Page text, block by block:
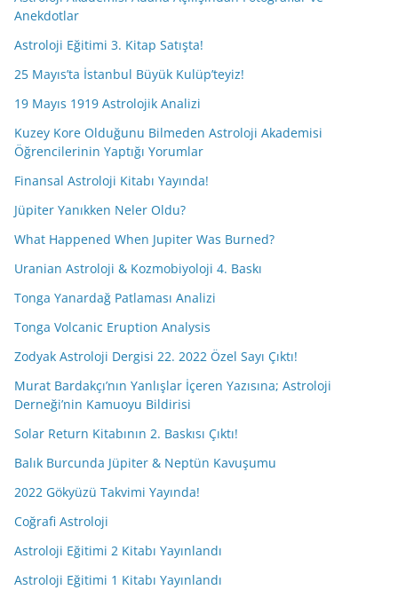
Anekdotlar
Astroloji Eğitimi 3. Kitap Satışta!
25 Mayıs’ta İstanbul Büyük Kulüp’teyiz!
19 Mayıs 1919 Astrolojik Analizi
Kuzey Kore Olduğunu Bilmeden Astroloji Akademisi
Öğrencilerinin Yaptığı Yorumlar
Finansal Astroloji Kitabı Yayında!
Jüpiter Yanıkken Neler Oldu?
What Happened When Jupiter Was Burned?
Uranian Astroloji & Kozmobiyoloji 4. Baskı
Tonga Yanardağ Patlaması Analizi
Tonga Volcanic Eruption Analysis
Zodyak Astroloji Dergisi 22. 2022 Özel Sayı Çıktı!
Murat Bardakçı’nın Yanlışlar İçeren Yazısına; Astroloji
Derneği’nin Kamuoyu Bildirisi
Solar Return Kitabının 2. Baskısı Çıktı!
Balık Burcunda Jüpiter & Neptün Kavuşumu
2022 Gökyüzü Takvimi Yayında!
Coğrafi Astroloji
Astroloji Eğitimi 2 Kitabı Yayınlandı
Astroloji Eğitimi 1 Kitabı Yayınlandı